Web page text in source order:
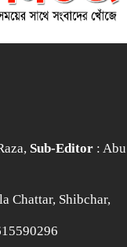
Sub-Editor : Abu
Chattar, Shibchar,